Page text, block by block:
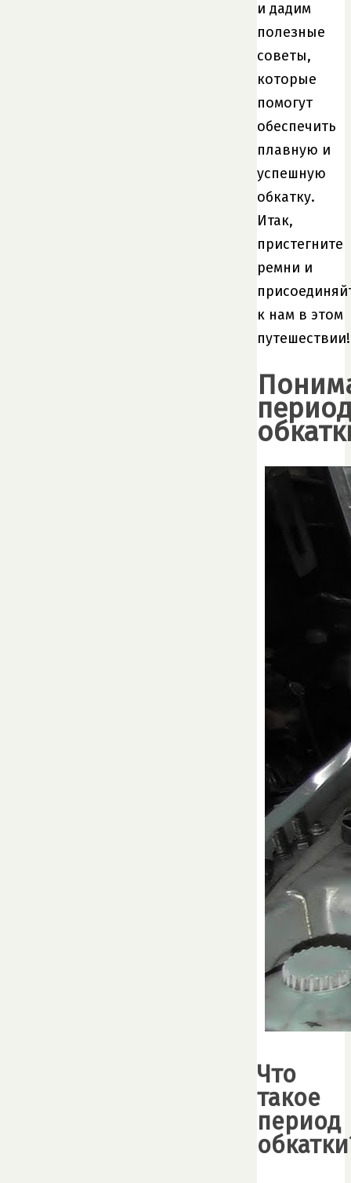
и дадим
полезные
советы,
которые
помогут
обеспечить
плавную и
успешную
обкатку.
Итак,
пристегните
ремни и
к нам в этом
путешествии!
Что
такое
период